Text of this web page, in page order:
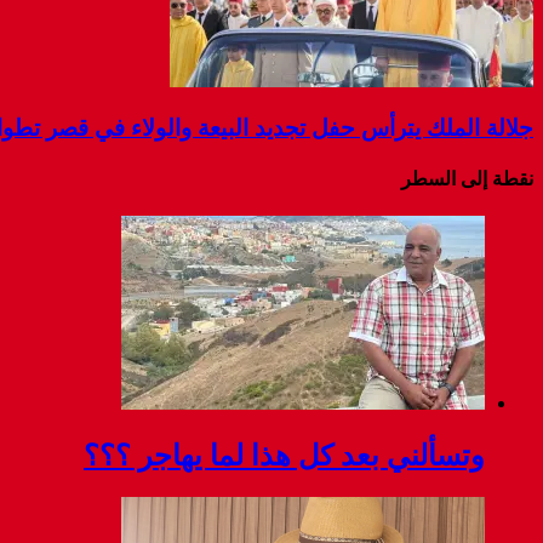
جلالة الملك يترأس حفل تجديد البيعة والولاء في قصر
نقطة إلى السطر
وتسألني بعد كل هذا لما يهاجر ؟؟؟